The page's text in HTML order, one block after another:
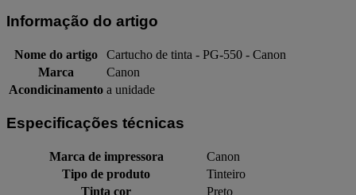
Informação do artigo
Nome do artigo
Cartucho de tinta - PG-550 - Canon
Marca
Canon
Acondicinamento a unidade
Especificações técnicas
Marca de impressora
Canon
Tipo de produto
Tinteiro
Tinta cor
Preto